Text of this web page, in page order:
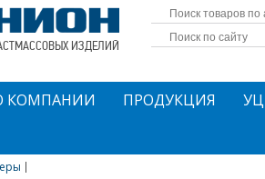
ИЗДЕЛИЙ
КОМПАНИИ ПРОДУКЦИЯ